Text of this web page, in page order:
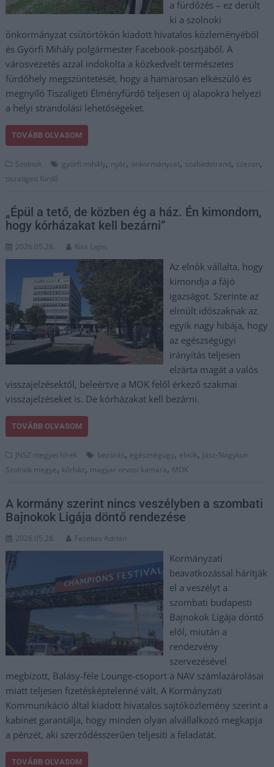
a fürdőzés – ez derült
ki a szolnoki
önkormányzat csütörtökön kiadott hivatalos közleményéből
és Györfi Mihály polgármester Facebook-posztjából. A
városvezetés azzal indokolta a közkedvelt természetes
fürdőhely megszüntetését, hogy a hamarosan elkészülő és
megnyíló Tiszaligeti Élményfürdő teljesen új alapokra helyezi
a helyi strandolási lehetőségeket.
TOVÁBB OLVASOM
Szolnok györfi mihály, nyár, önkormányzat, szabadstrand, szezon,
tiszaligeti fürdő
„Épül a tető, de közben ég a ház. Én kimondom,
hogy kórházakat kell bezárni”
2026.05.28. Kiss Lajos
Az elnök vállalta, hogy
kimondja a fájó
igazságot. Szerinte az
elmúlt időszaknak az
egyik nagy hibája, hogy
az egészségügyi
irányítás teljesen
elzárta magát a valós
visszajelzésektől, beleértve a MOK felől érkező szakmai
visszajelzéseket is. De kórházakat kell bezárni.
TOVÁBB OLVASOM
JNSZ megyei hírek bezárás, egészségügy, elnök, Jász-Nagykun
Szolnok megye, kórház, magyar orvosi kamara, MOK
A kormány szerint nincs veszélyben a szombati
Bajnokok Ligája döntő rendezése
2026.05.28. Fazekas Adrián
Kormányzati
beavatkozással hárítják
el a veszélyt a
szombati budapesti
Bajnokok Ligája döntő
elől, miután a
rendezvény
szervezésével
megbízott, Balásy-féle Lounge-csoport a NAV számlazárolásai
miatt teljesen fizetésképtelenné vált. A Kormányzati
Kommunikáció által kiadott hivatalos sajtóközlemény szerint a
kabinet garantálja, hogy minden olyan alvállalkozó megkapja
a pénzét, aki szerződésszerűen teljesíti a feladatát.
TOVÁBB OLVASOM